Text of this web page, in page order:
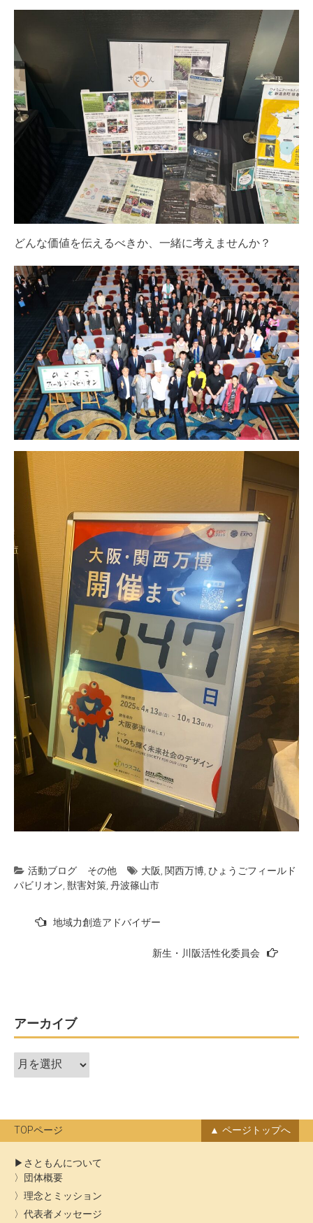
どんな価値を伝えるべきか、一緒に考えませんか？
活動ブログ その他 大阪 関西万博 ひょうごフィールド
パビリオン 獣害対策 丹波篠山市
ー
シ
ョ
地域力創造アドバイザー
新生・川阪活性化委員会
アーカイブ
ア
ー
ブ
TOPページ ページトップへ
さともんについて
団体概要
理念とミッション
代表者メッセージ